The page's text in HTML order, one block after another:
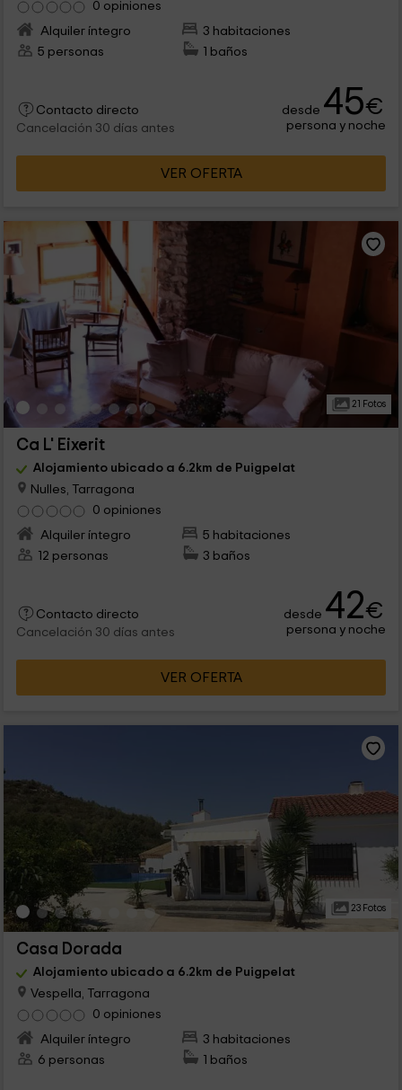
0 opiniones
Alquiler íntegro
3 habitaciones
5 personas
1 baños
Contacto directo
Cancelación 30 días antes
desde 45€
persona y noche
VER OFERTA
21 Fotos
Ca L' Eixerit
Alojamiento ubicado a 6.2km de Puigpelat
Nulles, Tarragona
0 opiniones
Alquiler íntegro
5 habitaciones
12 personas
3 baños
Contacto directo
Cancelación 30 días antes
desde 42€
persona y noche
VER OFERTA
23 Fotos
Casa Dorada
Alojamiento ubicado a 6.2km de Puigpelat
Vespella, Tarragona
0 opiniones
Alquiler íntegro
3 habitaciones
6 personas
1 baños